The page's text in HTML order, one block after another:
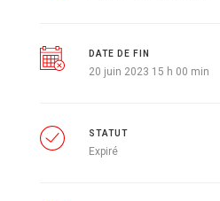
DATE DE FIN
20 juin 2023 15 h 00 min
STATUT
Expiré